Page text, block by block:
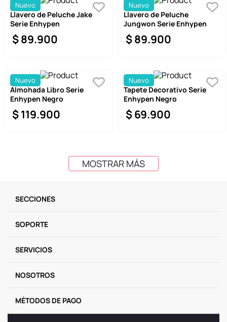
Nuevo
Llavero de Peluche Jake
Serie Enhypen
$89.900
Nuevo
Llavero de Peluche
Jungwon Serie Enhypen
$89.900
Nuevo
Almohada Libro Serie
Enhypen Negro
$119.900
Nuevo
Tapete Decorativo Serie
Enhypen Negro
$69.900
MOSTRAR MÁS
SECCIONES
SOPORTE
SERVICIOS
NOSOTROS
MÉTODOS DE PAGO